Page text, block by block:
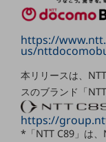
ケータイプラン
5Gデータプラス
データプラス
IoT向け回線料金
https://
us/
本リリースは、
スのブランド「
https://
*「NTT C89」は、